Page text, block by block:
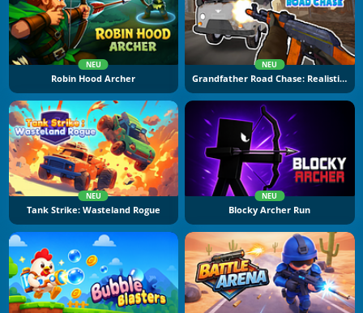
NEU
Robin Hood Archer
NEU
Grandfather Road Chase: Realistic Shooter
NEU
Tank Strike: Wasteland Rogue
NEU
Blocky Archer Run